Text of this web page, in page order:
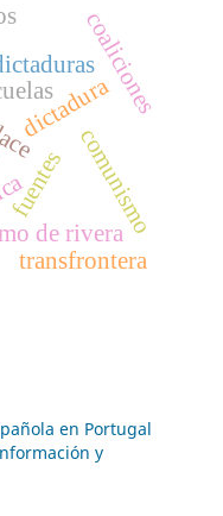
fuentes
dictadura
de rivera
comunismo
coaliciones
transfrontera
en Portugal
y